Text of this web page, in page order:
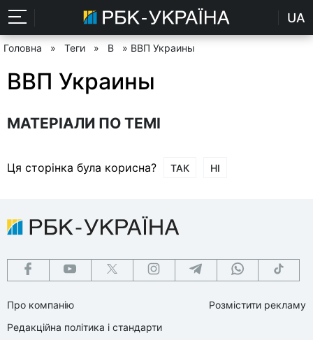
UA
Головна » Теги » В » ВВП Украины
ВВП Украины
МАТЕРІАЛИ ПО ТЕМІ
Ця сторінка була корисна? ТАК НІ
Про компанію
Редакційна політика і стандарти
Розмістити рекламу